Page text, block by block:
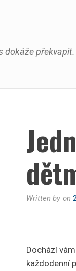
dokáže
Written by on
Dochází
každodenní